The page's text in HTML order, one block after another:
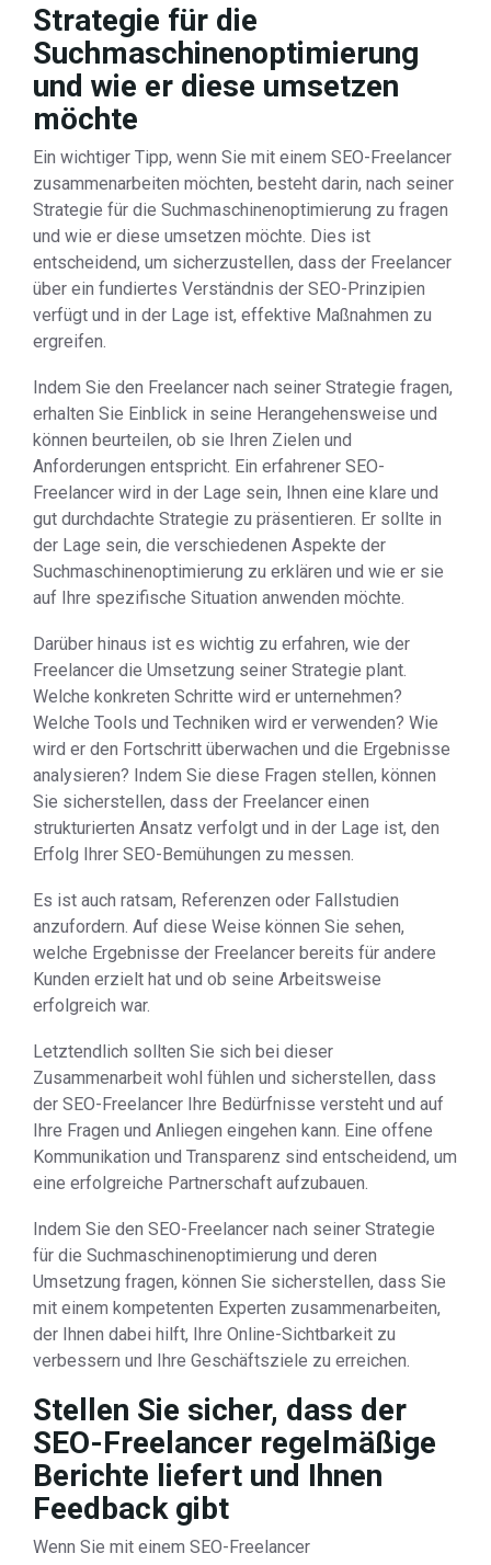
Strategie für die
Suchmaschinenoptimierung
und wie er diese umsetzen
möchte
Ein wichtiger Tipp, wenn Sie mit einem SEO-Freelancer
zusammenarbeiten möchten, besteht darin, nach seiner
Strategie für die Suchmaschinenoptimierung zu fragen
und wie er diese umsetzen möchte. Dies ist
entscheidend, um sicherzustellen, dass der Freelancer
über ein fundiertes Verständnis der SEO-Prinzipien
verfügt und in der Lage ist, effektive Maßnahmen zu
ergreifen.
Indem Sie den Freelancer nach seiner Strategie fragen,
erhalten Sie Einblick in seine Herangehensweise und
können beurteilen, ob sie Ihren Zielen und
Anforderungen entspricht. Ein erfahrener SEO-
Freelancer wird in der Lage sein, Ihnen eine klare und
gut durchdachte Strategie zu präsentieren. Er sollte in
der Lage sein, die verschiedenen Aspekte der
Suchmaschinenoptimierung zu erklären und wie er sie
auf Ihre spezifische Situation anwenden möchte.
Darüber hinaus ist es wichtig zu erfahren, wie der
Freelancer die Umsetzung seiner Strategie plant.
Welche konkreten Schritte wird er unternehmen?
Welche Tools und Techniken wird er verwenden? Wie
wird er den Fortschritt überwachen und die Ergebnisse
analysieren? Indem Sie diese Fragen stellen, können
Sie sicherstellen, dass der Freelancer einen
strukturierten Ansatz verfolgt und in der Lage ist, den
Erfolg Ihrer SEO-Bemühungen zu messen.
Es ist auch ratsam, Referenzen oder Fallstudien
anzufordern. Auf diese Weise können Sie sehen,
welche Ergebnisse der Freelancer bereits für andere
Kunden erzielt hat und ob seine Arbeitsweise
erfolgreich war.
Letztendlich sollten Sie sich bei dieser
Zusammenarbeit wohl fühlen und sicherstellen, dass
der SEO-Freelancer Ihre Bedürfnisse versteht und auf
Ihre Fragen und Anliegen eingehen kann. Eine offene
Kommunikation und Transparenz sind entscheidend, um
eine erfolgreiche Partnerschaft aufzubauen.
Indem Sie den SEO-Freelancer nach seiner Strategie
für die Suchmaschinenoptimierung und deren
Umsetzung fragen, können Sie sicherstellen, dass Sie
mit einem kompetenten Experten zusammenarbeiten,
der Ihnen dabei hilft, Ihre Online-Sichtbarkeit zu
verbessern und Ihre Geschäftsziele zu erreichen.
Stellen Sie sicher, dass der
SEO-Freelancer regelmäßige
Berichte liefert und Ihnen
Feedback gibt
Wenn Sie mit einem SEO-Freelancer